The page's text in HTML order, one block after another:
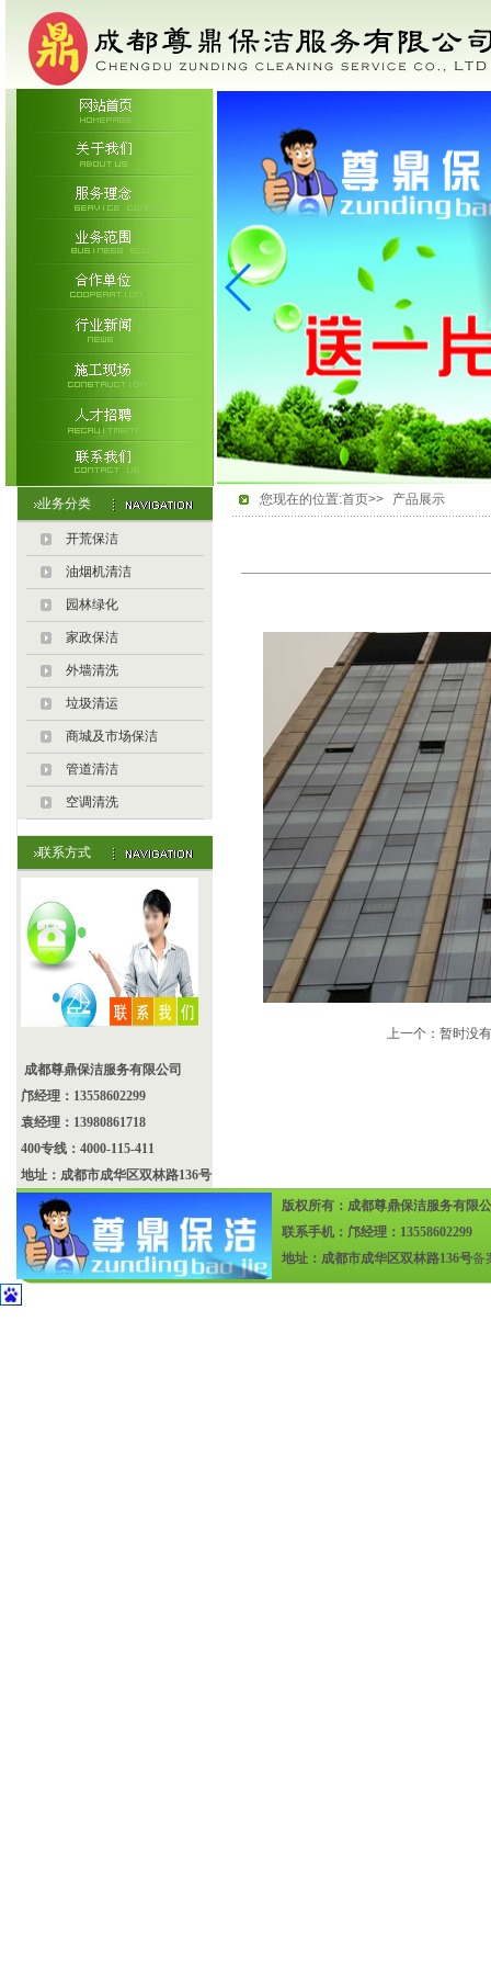
业务分类
开荒保洁
油烟机清洁
园林绿化
家政保洁
外墙清洗
垃圾清运
商城及市场保洁
管道清洁
空调清洗
联系方式
成都尊鼎保洁服务有限公司
邝经理：13558602299
袁经理：13980861718
400专线：4000-115-411
地址：成都市成华区双林路136号
您现在的位置:首页>> 产品展示
上一个：暂时没有
版权所有：成都尊鼎保洁服务有限
联系手机：邝经理：13558602299
地址：成都市成华区双林路136号备